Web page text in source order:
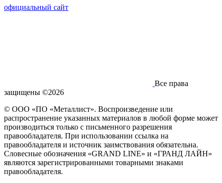
официальный сайт
Все права
защищены ©2026
© ООО «ПО «Металлист». Воспроизведение или
распространение указанных материалов в любой форме может
производиться только с письменного разрешения
правообладателя. При использовании ссылка на
правообладателя и источник заимствования обязательна.
Словесные обозначения «GRAND LINE» и «ГРАНД ЛАЙН»
являются зарегистрированными товарными знаками
правообладателя.